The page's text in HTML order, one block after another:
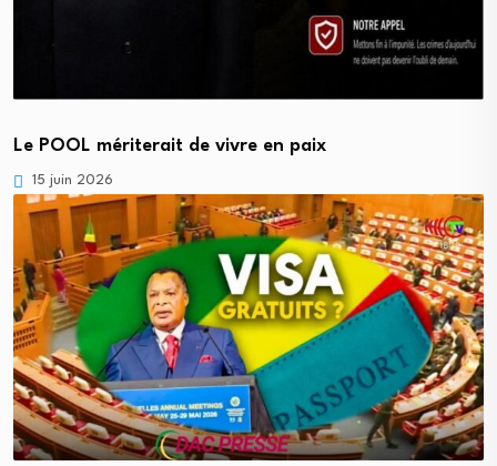
Le POOL mériterait de vivre en paix
15 juin 2026